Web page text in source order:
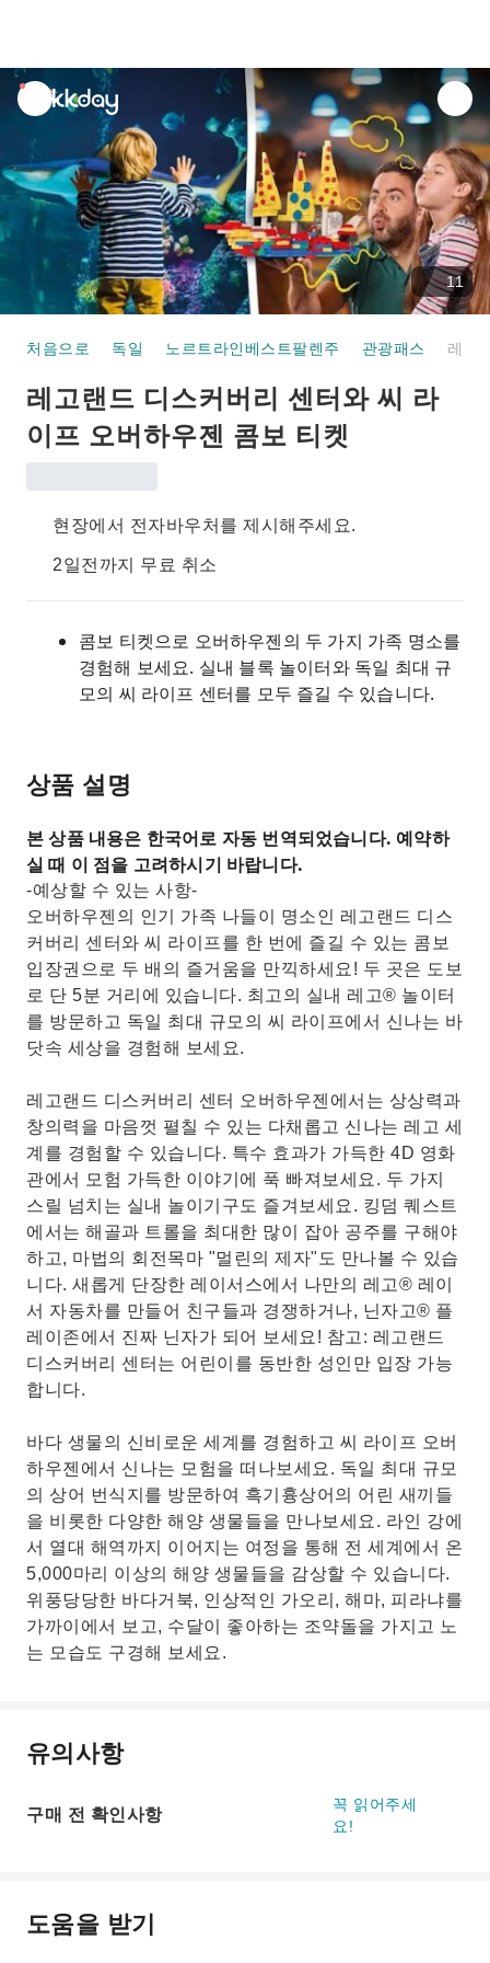
unread
notifications
11
처음으로 독일 노르트라인베스트팔렌주 관광패스
레고랜드 디스커버리 센터와 씨 라
이프 오버하우젠 콤보 티켓
현장에서 전자바우처를 제시해주세요.
2일전까지 무료 취소
콤보 티켓으로 오버하우젠의 두 가지 가족 명소를
경험해 보세요. 실내 블록 놀이터와 독일 최대 규
모의 씨 라이프 센터를 모두 즐길 수 있습니다.
상품 설명
본 상품 내용은 한국어로 자동 번역되었습니다. 예약하
실 때 이 점을 고려하시기 바랍니다.
-예상할 수 있는 사항-
오버하우젠의 인기 가족 나들이 명소인 레고랜드 디스
커버리 센터와 씨 라이프를 한 번에 즐길 수 있는 콤보
입장권으로 두 배의 즐거움을 만끽하세요! 두 곳은 도보
로 단 5분 거리에 있습니다. 최고의 실내 레고® 놀이터
를 방문하고 독일 최대 규모의 씨 라이프에서 신나는 바
닷속 세상을 경험해 보세요.
레고랜드 디스커버리 센터 오버하우젠에서는 상상력과
창의력을 마음껏 펼칠 수 있는 다채롭고 신나는 레고 세
계를 경험할 수 있습니다. 특수 효과가 가득한 4D 영화
관에서 모험 가득한 이야기에 푹 빠져보세요. 두 가지
스릴 넘치는 실내 놀이기구도 즐겨보세요. 킹덤 퀘스트
에서는 해골과 트롤을 최대한 많이 잡아 공주를 구해야
하고, 마법의 회전목마 "멀린의 제자"도 만나볼 수 있습
니다. 새롭게 단장한 레이서스에서 나만의 레고® 레이
서 자동차를 만들어 친구들과 경쟁하거나, 닌자고® 플
레이존에서 진짜 닌자가 되어 보세요! 참고: 레고랜드
디스커버리 센터는 어린이를 동반한 성인만 입장 가능
합니다.
바다 생물의 신비로운 세계를 경험하고 씨 라이프 오버
하우젠에서 신나는 모험을 떠나보세요. 독일 최대 규모
의 상어 번식지를 방문하여 흑기흉상어의 어린 새끼들
을 비롯한 다양한 해양 생물들을 만나보세요. 라인 강에
서 열대 해역까지 이어지는 여정을 통해 전 세계에서 온
5,000마리 이상의 해양 생물들을 감상할 수 있습니다.
위풍당당한 바다거북, 인상적인 가오리, 해마, 피라냐를
가까이에서 보고, 수달이 좋아하는 조약돌을 가지고 노
는 모습도 구경해 보세요.
유의사항
구매 전 확인사항
꼭 읽어주세
요!
도움을 받기